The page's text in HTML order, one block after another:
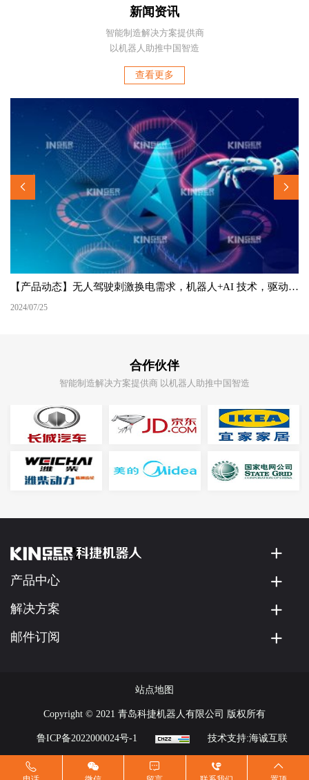
新闻资讯
智能制造解决方案提供商
以机器人助推中国智造
查看更多
【产品动态】无人驾驶刺激换电需求，机器人+AI 技术，驱动未来能源与交通的新变革！
2024/07/25
合作伙伴
智能制造解决方案提供商 以机器人助推中国智造
产品中心
解决方案
邮件订阅
站点地图
Copyright © 2021 青岛科捷机器人有限公司 版权所有
鲁ICP备2022000024号-1 技术支持:海诚互联